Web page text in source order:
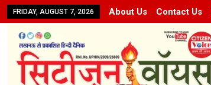
FRIDAY, AUGUST 7, 2026 About Us Contact Us